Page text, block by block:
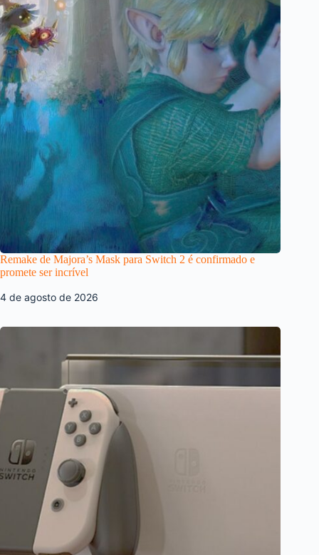
Remake de Majora’s Mask para Switch 2 é confirmado e
promete ser incrível
4 de agosto de 2026